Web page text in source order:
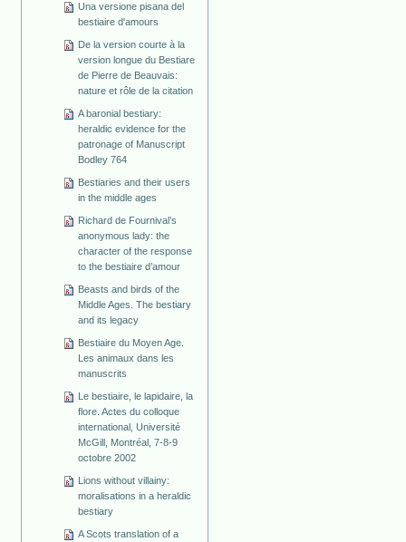
Una versione pisana del
bestiaire d'amours
De la version courte à la
version longue du Bestiare
de Pierre de Beauvais:
nature et rôle de la citation
A baronial bestiary:
heraldic evidence for the
patronage of Manuscript
Bodley 764
Bestiaries and their users
in the middle ages
Richard de Fournival’s
anonymous lady: the
character of the response
to the bestiaire d’amour
Beasts and birds of the
Middle Ages. The bestiary
and its legacy
Bestiaire du Moyen Age.
Les animaux dans les
manuscrits
Le bestiaire, le lapidaire, la
flore. Actes du colloque
international, Université
McGill, Montréal, 7-8-9
octobre 2002
Lions without villainy:
moralisations in a heraldic
bestiary
A Scots translation of a